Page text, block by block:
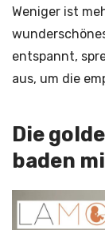
Weniger ist
entspannt,
aus, um die
Die
baden